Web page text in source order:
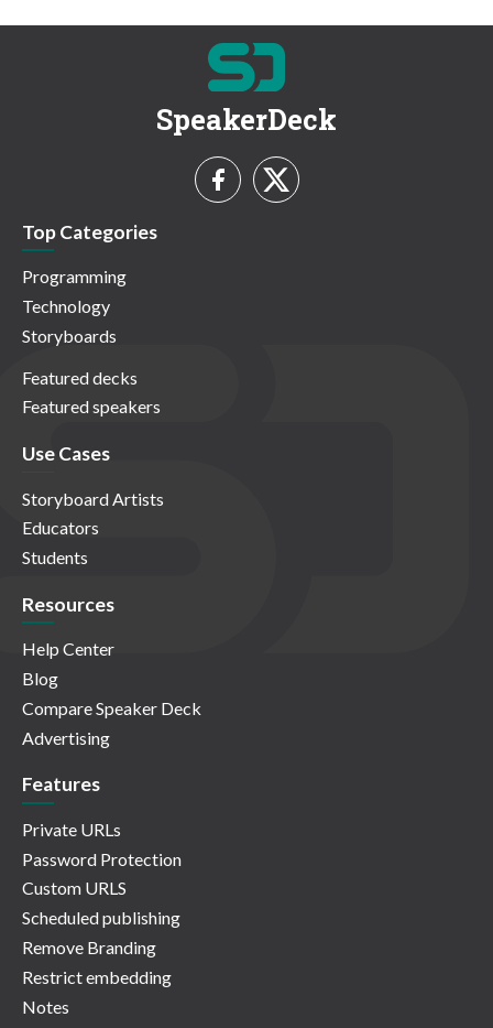
SpeakerDeck
Top Categories
Programming
Technology
Storyboards
Featured decks
Featured speakers
Use Cases
Storyboard Artists
Educators
Students
Resources
Help Center
Blog
Compare Speaker Deck
Advertising
Features
Private URLs
Password Protection
Custom URLS
Scheduled publishing
Remove Branding
Restrict embedding
Notes